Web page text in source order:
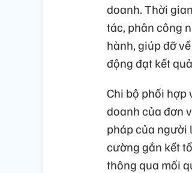
doanh. Thời
tác, phân công
hành, giúp đỡ
động đạt kết
Chi bộ phối hợp
doanh của đơn
pháp của người
cường gắn kết
thông qua mối